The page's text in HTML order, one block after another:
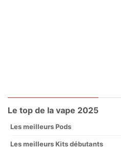
Le top de la vape 2025
Les meilleurs Pods
Les meilleurs Kits débutants